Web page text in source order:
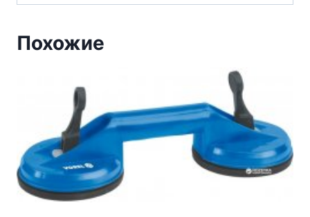
Похожие